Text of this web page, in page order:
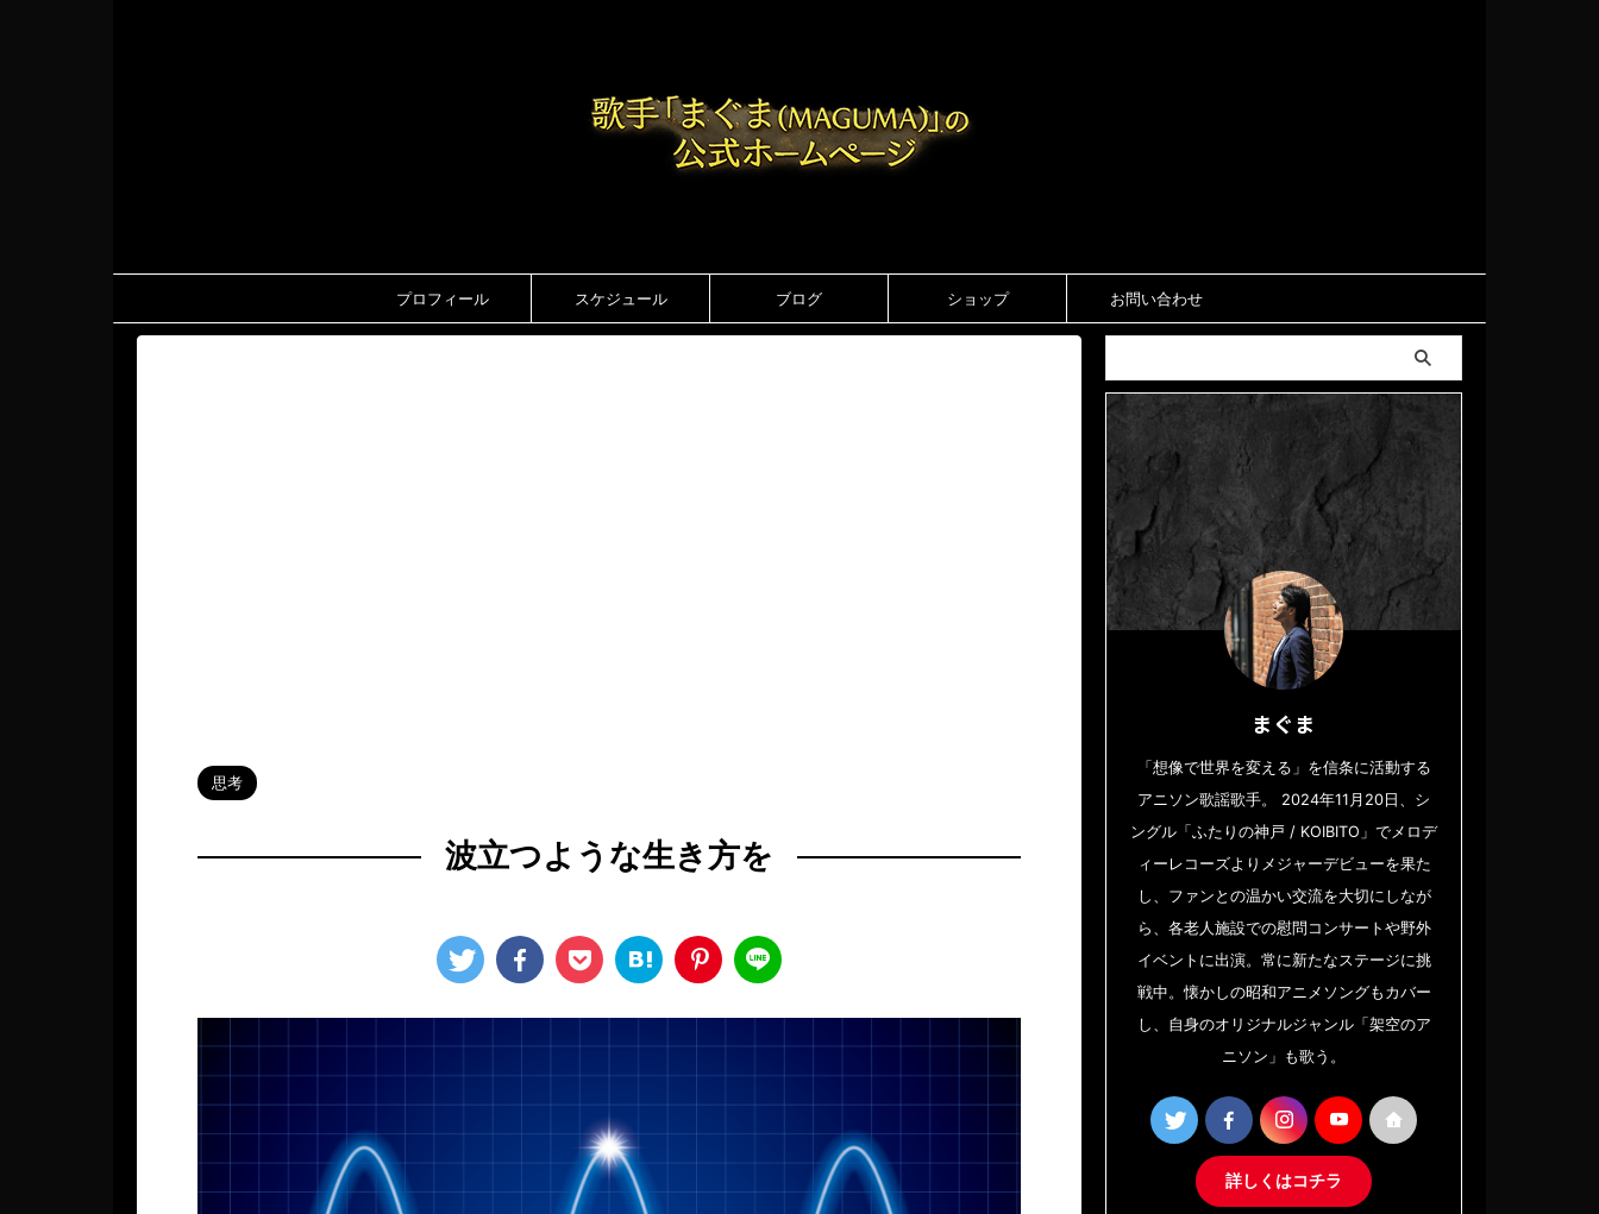
プロフィール スケジュール ブログ ショップ お問い合わせ
思考
波立つような生き方を
まぐま
「想像で世界を変える」を信条に活動する
アニソン歌謡歌手。 2024年11月20日、シ
ングル「ふたりの神戸 / KOIBITO」でメロデ
ィーレコーズよりメジャーデビューを果た
し、ファンとの温かい交流を大切にしなが
ら、各老人施設での慰問コンサートや野外
イベントに出演。常に新たなステージに挑
戦中。懐かしの昭和アニメソングもカバー
し、自身のオリジナルジャンル「架空のア
ニソン」も歌う。
詳しくはコチラ